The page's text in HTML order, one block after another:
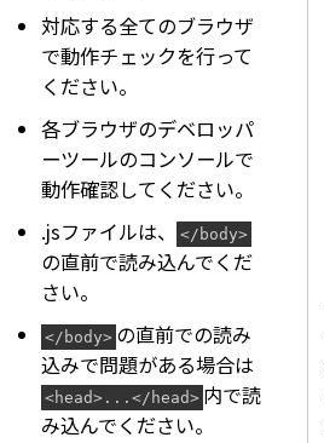
対応する全てのブラウザ
で動作チェックを行って
ください。
各ブラウザのデベロッパ
ーツールのコンソールで
動作確認してください。
.jsファイルは、 </body>
の直前で読み込んでくだ
さい。
</body> の直前での読み
込みで問題がある場合は
<head>...</head> 内で読
み込んでください。